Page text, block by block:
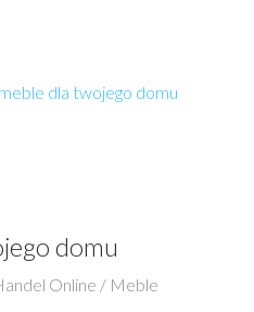
dla twojego domu
domu
Online / Meble